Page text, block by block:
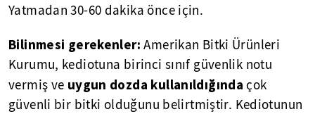
Yatmadan 30-60 dakika önce için.
Bilinmesi gerekenler:Amerikan Bitki Ürünleri
Kurumu, kediotuna birinci sınıf güvenlik notu
vermiş ve uygun dozda kullanıldığında çok
güvenli bir bitki olduğunu belirtmiştir. Kediotunun